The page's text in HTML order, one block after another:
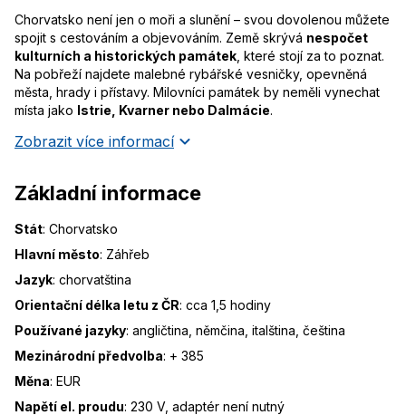
Chorvatsko není jen o moři a slunění – svou dovolenou můžete
spojit s cestováním a objevováním. Země skrývá nespočet
kulturních a historických památek , které stojí za to poznat.
Na pobřeží najdete malebné rybářské vesničky, opevněná
města, hrady i přístavy. Milovníci památek by neměli vynechat
místa jako Istrie, Kvarner nebo Dalmácie.
Zobrazit více informací
Základní informace
Stát: Chorvatsko
Hlavní město: Záhřeb
Jazyk: chorvatština
Orientační délka letu z ČR: cca 1,5 hodiny
Používané jazyky: angličtina, němčina, italština, čeština
Mezinárodní předvolba: + 385
Měna: EUR
Napětí el. proudu: 230 V, adaptér není nutný